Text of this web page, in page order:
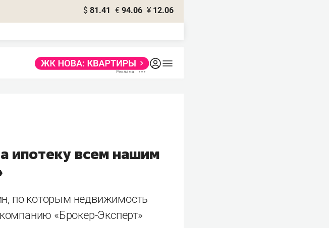
$ 81.41 € 94.06 ¥ 12.06
ипотеку всем нашим
по которым недвижимость
«Брокер-Эксперт»